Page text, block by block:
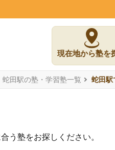
現在地から塾を
蛇田駅の塾・学習塾一覧 蛇田駅
う塾をお探しください。